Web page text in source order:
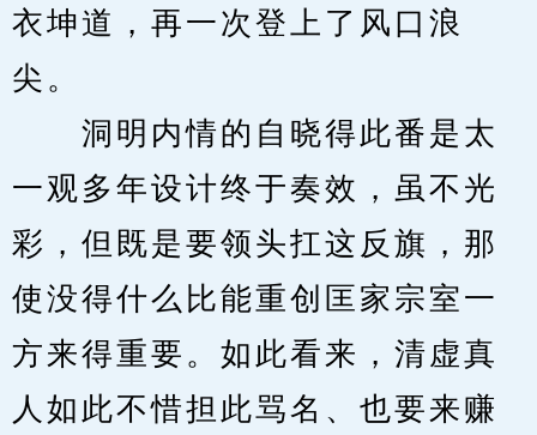
衣坤道，再一次登上了风口浪
尖。
洞明内情的自晓得此番是太
一观多年设计终于奏效，虽不光
彩，但既是要领头扛这反旗，那
使没得什么比能重创匡家宗室一
方来得重要。如此看来，清虚真
人如此不惜担此骂名、也要来赚